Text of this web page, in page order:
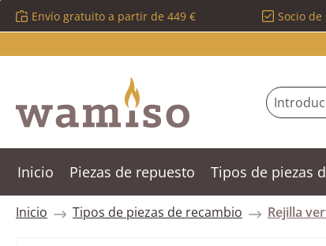
al contenido principal
Saltar a la búsqueda
Saltar a la navegación principal
Envío gratuito a partir de 449 € Socio
Inicio Piezas de repuesto Tipos de piezas
Inicio Tipos de piezas de recambio Rejilla